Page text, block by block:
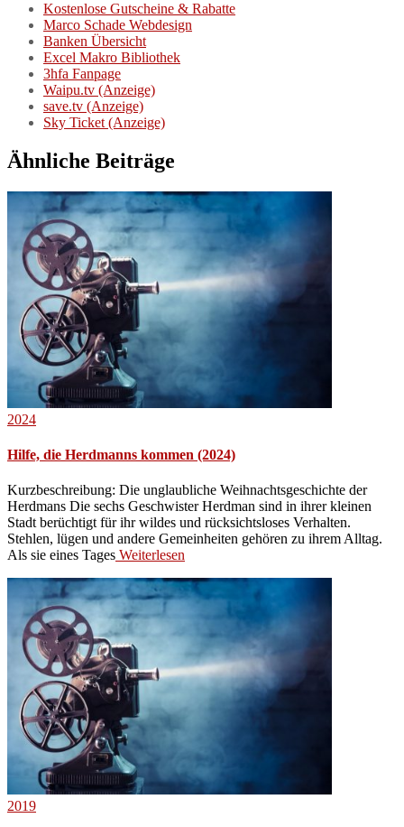
Kostenlose Gutscheine & Rabatte
Marco Schade Webdesign
Banken Übersicht
Excel Makro Bibliothek
3hfa Fanpage
Waipu.tv (Anzeige)
save.tv (Anzeige)
Sky Ticket (Anzeige)
Ähnliche Beiträge
2024
Hilfe, die Herdmanns kommen (2024)
Kurzbeschreibung: Die unglaubliche Weihnachtsgeschichte der
Herdmans Die sechs Geschwister Herdman sind in ihrer kleinen
Stadt berüchtigt für ihr wildes und rücksichtsloses Verhalten.
Stehlen, lügen und andere Gemeinheiten gehören zu ihrem Alltag.
Als sie eines Tages Weiterlesen
2019